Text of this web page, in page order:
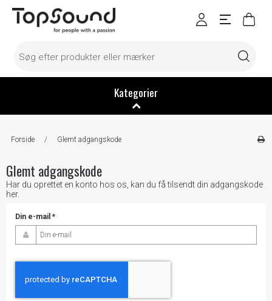
Kategorier
Forside / Glemt adgangskode
Glemt adgangskode
Har du oprettet en konto hos os, kan du få tilsendt din adgangskode
her.
Din e-mail*